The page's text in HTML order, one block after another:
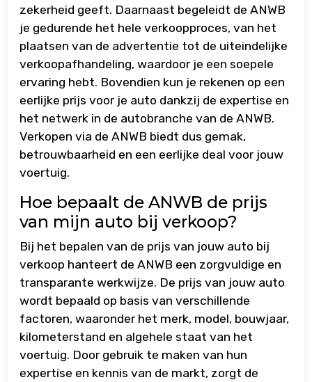
zekerheid geeft. Daarnaast begeleidt de ANWB
je gedurende het hele verkoopproces, van het
plaatsen van de advertentie tot de uiteindelijke
verkoopafhandeling, waardoor je een soepele
ervaring hebt. Bovendien kun je rekenen op een
eerlijke prijs voor je auto dankzij de expertise en
het netwerk in de autobranche van de ANWB.
Verkopen via de ANWB biedt dus gemak,
betrouwbaarheid en een eerlijke deal voor jouw
voertuig.
Hoe bepaalt de ANWB de prijs
van mijn auto bij verkoop?
Bij het bepalen van de prijs van jouw auto bij
verkoop hanteert de ANWB een zorgvuldige en
transparante werkwijze. De prijs van jouw auto
wordt bepaald op basis van verschillende
factoren, waaronder het merk, model, bouwjaar,
kilometerstand en algehele staat van het
voertuig. Door gebruik te maken van hun
expertise en kennis van de markt, zorgt de